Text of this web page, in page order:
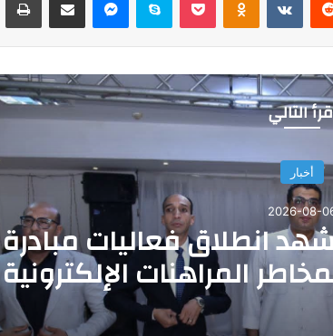
التالي
أخبار
2026-08-
انطلاق فعاليات مبادرة
المراهنات الإلكترونية